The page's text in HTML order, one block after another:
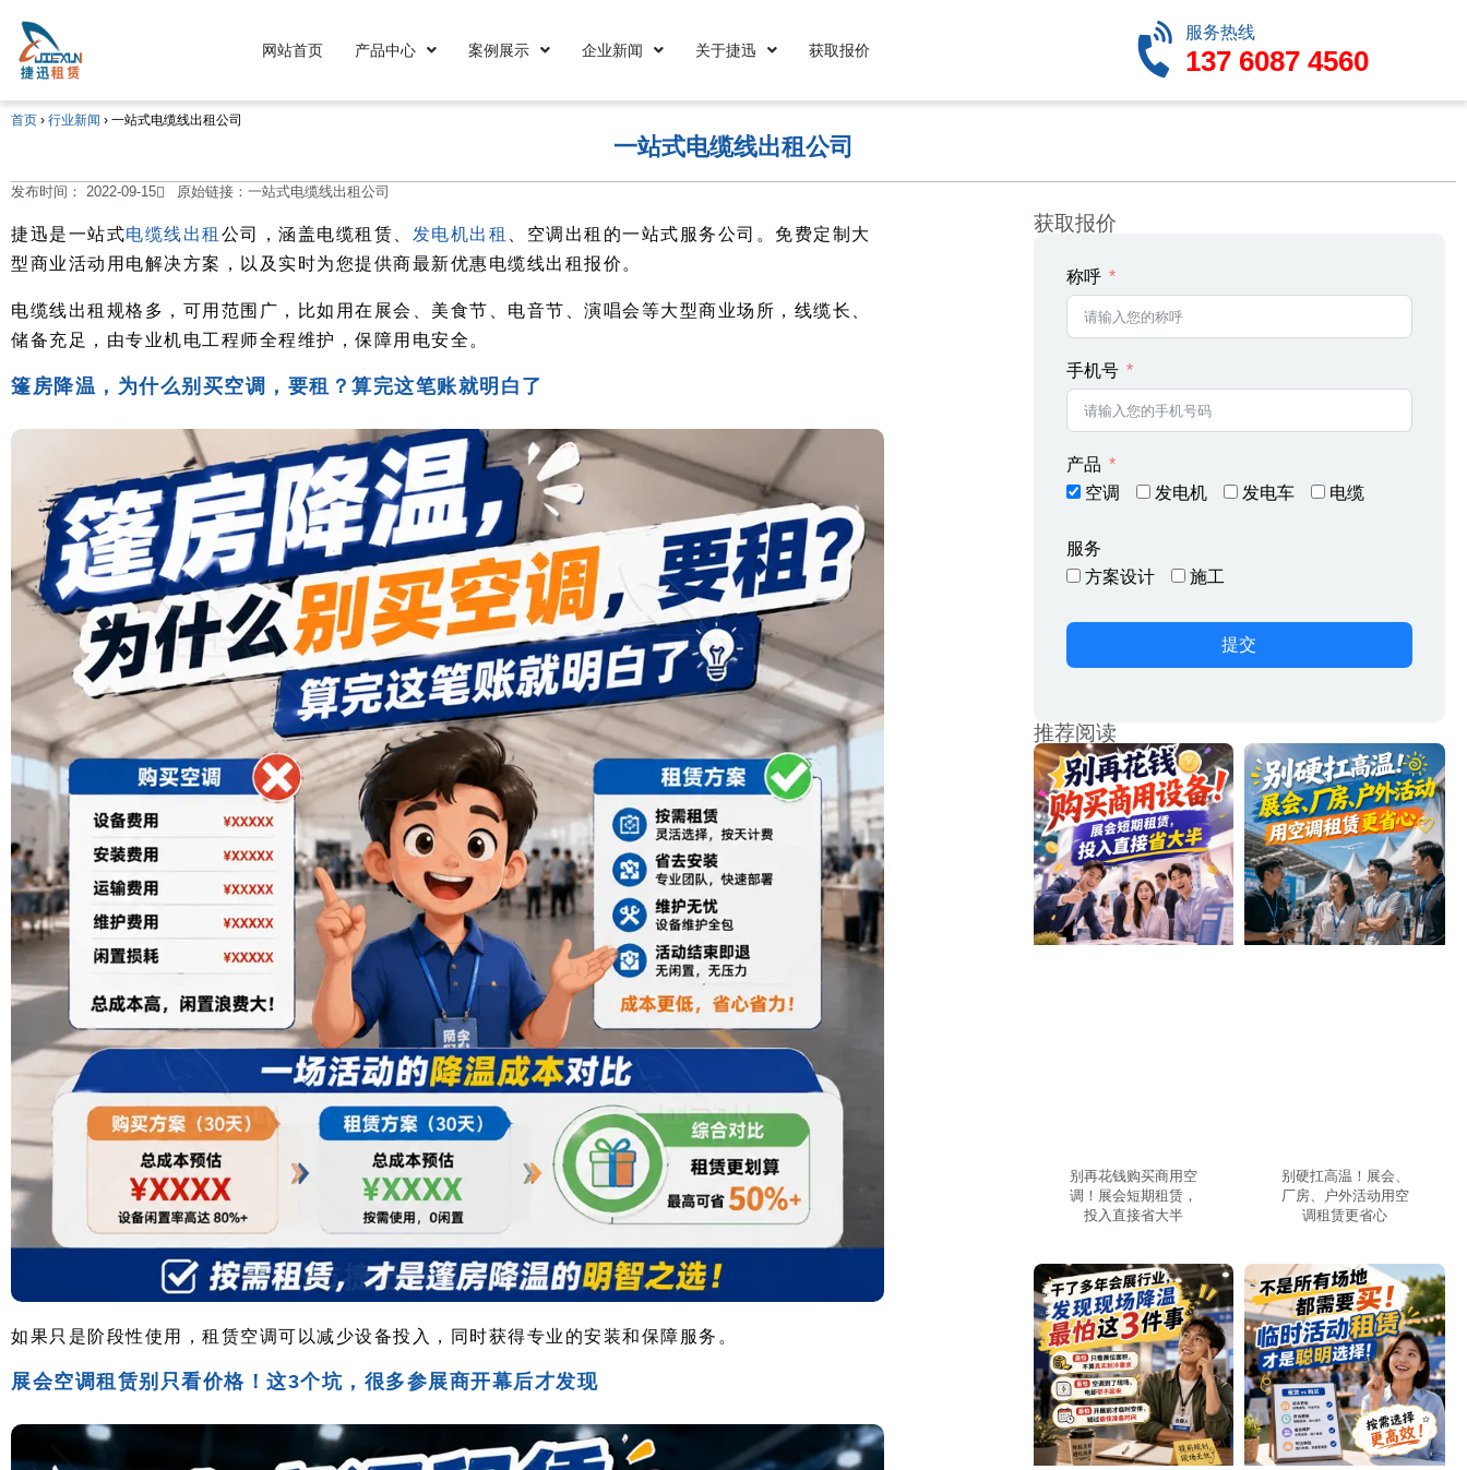
网站首页 产品中心 案例展示 企业新闻 关于捷迅 获取报价
服务热线
137 6087 4560
首页 › 行业新闻 › 一站式电缆线出租公司
一站式电缆线出租公司
发布时间： 2022-09-15 原始链接：一站式电缆线出租公司
捷迅是一站式电缆线出租 公司，涵盖电缆租赁、 发电机出租
、空调出租的一站式服务公司。免费定制大
型商业活动用电解决方案，以及实时为您提供商最新优惠电缆线出租报价。
电缆线出租规格多，可用范围广，比如用在展会、美食节、电音节、演唱会等大型商业场所，线缆长、
储备充足，由专业机电工程师全程维护，保障用电安全。
篷房降温，为什么别买空调，要租？算完这笔账就明白了
如果只是阶段性使用，租赁空调可以减少设备投入，同时获得专业的安装和保障服务。
展会空调租赁别只看价格！这3个坑，很多参展商开幕后才发现
获取报价
称呼
手机号
产品
空调
发电机 发电车 电缆
服务
方案设计
施工
提交
推荐阅读
别再花钱购买商用空
调！展会短期租赁，
投入直接省大半
别硬扛高温！展会、
厂房、户外活动用空
调租赁更省心